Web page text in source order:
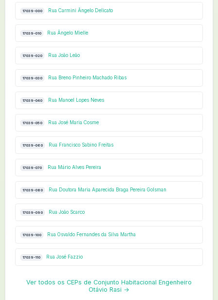
17039-000 Rua Carmini Ângelo Delicato
17039-010 Rua Ângelo Mielle
17039-020 Rua João Leão
17039-030 Rua Breno Pinheiro Machado Ribas
17039-040 Rua Manoel Lopes Neves
17039-050 Rua José Maria Cosme
17039-060 Rua Francisco Sabino Freitas
17039-070 Rua Mário Alves Pereira
17039-080 Rua Doutora Maria Aparecida Braga Pereira Golsman
17039-090 Rua João Scarco
17039-100 Rua Osvaldo Fernandes da Silva Martha
17039-110 Rua José Fazzio
Ver todos os CEPs de Conjunto Habitacional Engenheiro
Otávio Rasi →